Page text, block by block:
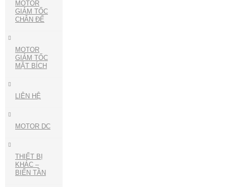
MOTOR
GIẢM TỐC
CHÂN ĐẾ
MOTOR
GIẢM TỐC
MẶT BÍCH
LIÊN HỆ
MOTOR DC
THIẾT BỊ
KHÁC –
BIẾN TẦN